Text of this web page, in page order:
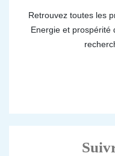
Retrouvez toutes les
Energie et prospérité